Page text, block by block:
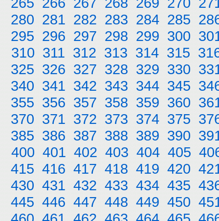
280 281 282 283 284 285
295 296 297 298 299 300
310 311 312 313 314 315
325 326 327 328 329 330
340 341 342 343 344 345
355 356 357 358 359 360
370 371 372 373 374 375
385 386 387 388 389 390
400 401 402 403 404 405
415 416 417 418 419 420
430 431 432 433 434 435
445 446 447 448 449 450